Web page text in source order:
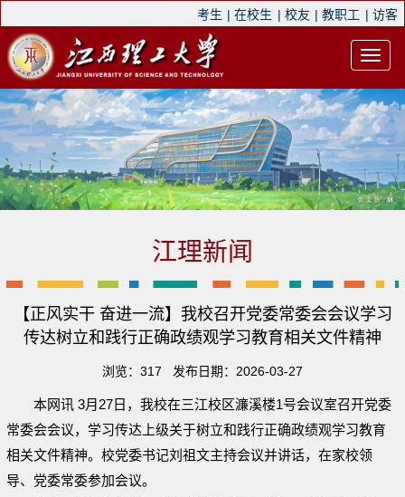
考生 | 在校生 | 校友 | 教职工 | 访客
江理新闻
【正风实干 奋进一流】我校召开党委常委会会议学习
传达树立和践行正确政绩观学习教育相关文件精神
浏览： 317 发布日期：2026-03-27
本网讯 3月27日，我校在三江校区濂溪楼1号会议室召开党委
常委会会议，学习传达上级关于树立和践行正确政绩观学习教育
相关文件精神。校党委书记刘祖文主持会议并讲话，在家校领
导、党委常委参加会议。